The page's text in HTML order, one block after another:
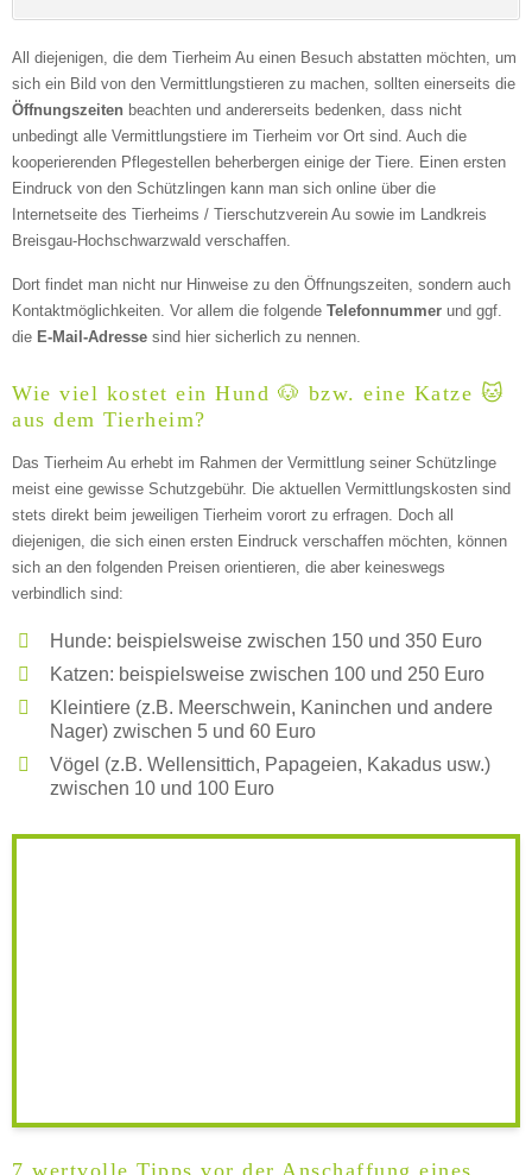
Kontaktmöglichkeiten
E-Mail-Adresse
Weitere Informationen zum
Tierheim
All diejenigen, die dem Tierheim Au einen Besuch abstatten möchten, um
sich ein Bild von den Vermittlungstieren zu machen, sollten einerseits die
Öffnungszeiten beachten und andererseits bedenken, dass nicht
unbedingt alle Vermittlungstiere im Tierheim vor Ort sind. Auch die
kooperierenden Pflegestellen beherbergen einige der Tiere. Einen ersten
Eindruck von den Schützlingen kann man sich online über die
Internetseite des Tierheims / Tierschutzverein Au sowie im Landkreis
Breisgau-Hochschwarzwald verschaffen.
Dort findet man nicht nur Hinweise zu den Öffnungszeiten, sondern auch
Kontaktmöglichkeiten. Vor allem die folgende Telefonnummer und ggf.
die E-Mail-Adresse sind hier sicherlich zu nennen.
Wie viel kostet ein Hund 🐶 bzw. eine Katze 🐱
aus dem Tierheim?
Das Tierheim Au erhebt im Rahmen der Vermittlung seiner Schützlinge
meist eine gewisse Schutzgebühr. Die aktuellen Vermittlungskosten sind
stets direkt beim jeweiligen Tierheim vorort zu erfragen. Doch all
diejenigen, die sich einen ersten Eindruck verschaffen möchten, können
sich an den folgenden Preisen orientieren, die aber keineswegs
verbindlich sind:
Hunde: beispielsweise zwischen 150 und 350 Euro
Katzen: beispielsweise zwischen 100 und 250 Euro
Kleintiere (z.B. Meerschwein, Kaninchen und andere
Nager) zwischen 5 und 60 Euro
Vögel (z.B. Wellensittich, Papageien, Kakadus usw.)
zwischen 10 und 100 Euro
7 wertvolle Tipps vor der Anschaffung eines